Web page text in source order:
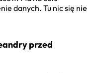
danych. Tu nic się nie
przed